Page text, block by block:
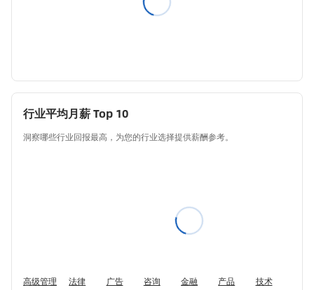
行业平均月薪 Top 10
洞察哪些行业回报最高，为您的行业选择提供薪酬参考。
高级管理 法律 广告 咨询 金融 产品 技术